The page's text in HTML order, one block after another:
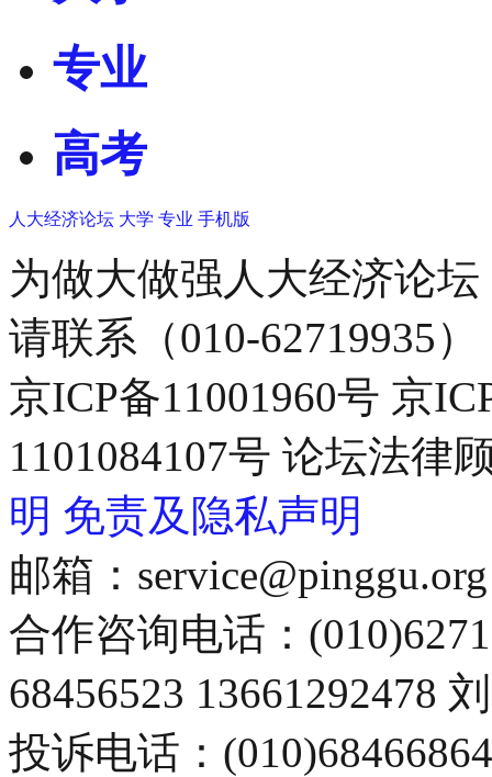
专业
高考
人大经济论坛 大学 专业 手机版
为做大做强人大经济论
请联系（010-62719935）
京ICP备11001960号 京
1101084107号 论坛法律
明 免责及隐私声明
邮箱：service@pinggu.org
合作咨询电话：
68456523 13661292478
投诉电话：